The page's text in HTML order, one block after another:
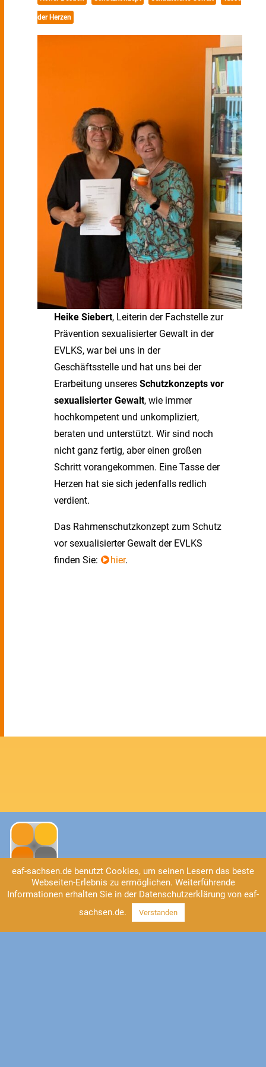
der Herzen
Heike Siebert, Leiterin der Fachstelle zur
Prävention sexualisierter Gewalt in der
EVLKS, war bei uns in der
Geschäftsstelle und hat uns bei der
Erarbeitung unseres Schutzkonzepts vor
sexualisierter Gewalt, wie immer
hochkompetent und unkompliziert,
beraten und unterstützt. Wir sind noch
nicht ganz fertig, aber einen großen
Schritt vorangekommen. Eine Tasse der
Herzen hat sie sich jedenfalls redlich
verdient.
Das Rahmenschutzkonzept zum Schutz
vor sexualisierter Gewalt der EVLKS
finden Sie:
hier.
Kontakt
eaf-sachsen.de benutzt Cookies, um seinen Lesern das beste
Webseiten-Erlebnis zu ermöglichen. Weiterführende
Informationen erhalten Sie in der Datenschutzerklärung von eaf-
sachsen.de.
Verstanden